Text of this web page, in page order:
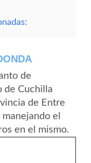
de
de Cuchilla
de Entre
el
en el mismo.